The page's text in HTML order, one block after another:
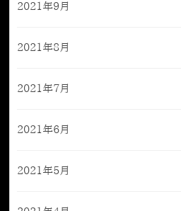
2021年9月
2021年8月
2021年7月
2021年6月
2021年5月